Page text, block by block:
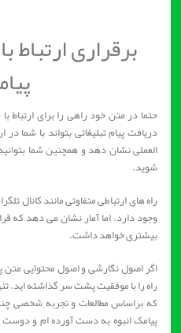
برقراری ارتباط
حتما در متن خود راهی را برای ارتباط
دریافت پیام تبلیغاتی بتواند با شما
العملی نشان دهد و همچنین شما
شوید.
راه های ارتباطی متفاوتی مانند کانال
وجود دارد. اما آمار نشان می دهد که
بیشتری خواهد داشت.
راه را با موفقیت پشت سر گذاشته اید.
که براساس مطالعات و تجربه شخصی
پیامک انبوه به دست آورده ام و دوست